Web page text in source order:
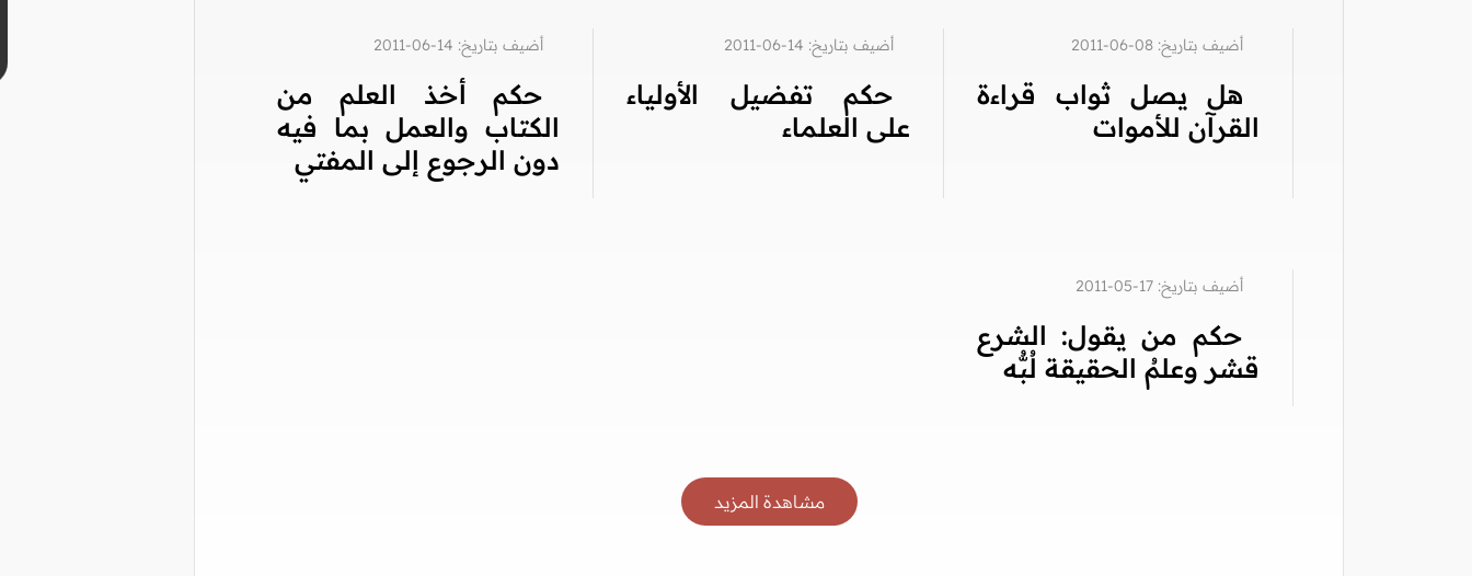
أضيف بتاريخ: 08-06-2011
هل يصل ثواب قراءة
القرآن للأموات
أضيف بتاريخ: 14-06-2011
حكم تفضيل الأولياء
على العلماء
أضيف بتاريخ: 14-06-2011
حكم أخذ العلم من
الكتاب والعمل بما فيه
دون الرجوع إلى المفتي
أضيف بتاريخ: 17-05-2011
حكم من يقول: الشرع
قشر وعلمُ الحقيقة لُبُّه
مشاهدة المزيد